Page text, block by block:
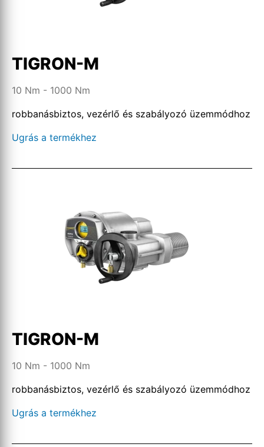
TIGRON-M
10 Nm - 1000 Nm
robbanásbiztos, vezérlő és szabályozó üzemmódhoz
Ugrás a termékhez
TIGRON-M
10 Nm - 1000 Nm
robbanásbiztos, vezérlő és szabályozó üzemmódhoz
Ugrás a termékhez